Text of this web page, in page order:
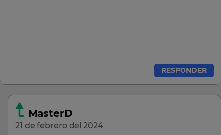
RESPONDER
MasterD
21 de febrero del 2024